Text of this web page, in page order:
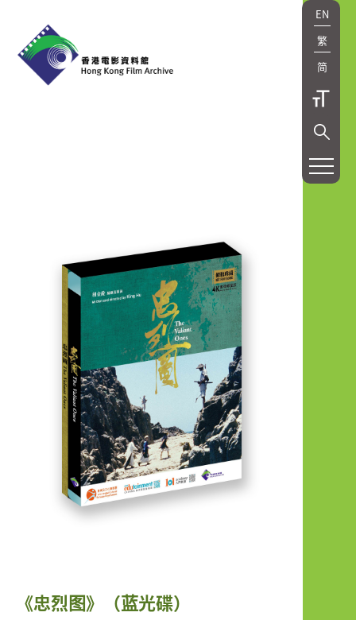
EN
繁
简
Research
and
Publication
《忠烈图》（蓝光碟）